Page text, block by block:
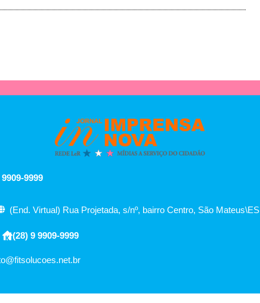
9999
(End. Virtual) Rua Projetada, s/nº, bairro Centro, São Mateus\ES
(28) 9 9909-9999